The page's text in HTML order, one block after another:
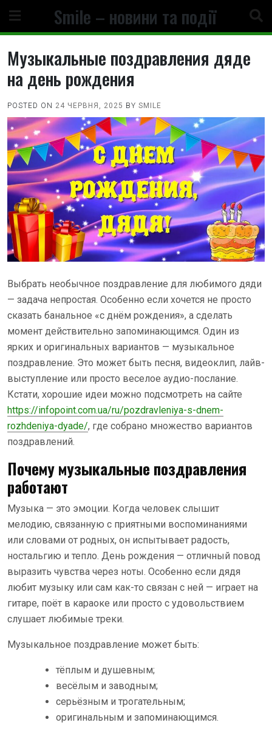
content
Smile – новини та події
Музыкальные поздравления дяде
на день рождения
POSTED ON 24 ЧЕРВНЯ, 2025 BY SMILE
Выбрать необычное поздравление для любимого дяди
— задача непростая. Особенно если хочется не просто
сказать банальное «с днём рождения», а сделать
момент действительно запоминающимся. Один из
ярких и оригинальных вариантов — музыкальное
поздравление. Это может быть песня, видеоклип, лайв-
выступление или просто веселое аудио-послание.
Кстати, хорошие идеи можно подсмотреть на сайте
https://infopoint.com.ua/ru/pozdravleniya-s-dnem-
rozhdeniya-dyade/, где собрано множество вариантов
поздравлений.
Почему музыкальные поздравления
работают
Музыка — это эмоции. Когда человек слышит
мелодию, связанную с приятными воспоминаниями
или словами от родных, он испытывает радость,
ностальгию и тепло. День рождения — отличный повод
выразить чувства через ноты. Особенно если дядя
любит музыку или сам как-то связан с ней — играет на
гитаре, поёт в караоке или просто с удовольствием
слушает любимые треки.
Музыкальное поздравление может быть:
тёплым и душевным;
весёлым и заводным;
серьёзным и трогательным;
оригинальным и запоминающимся.